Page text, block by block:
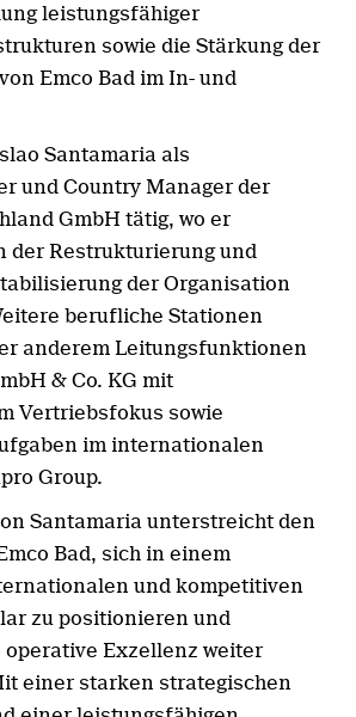
leistungsfähiger
sowie die Stärkung der
Emco Bad im In- und
Santamaria als
und Country Manager der
GmbH tätig, wo er
der Restrukturierung und
der Organisation
berufliche Stationen
anderem Leitungsfunktionen
& Co. KG mit
Vertriebsfokus sowie
im internationalen
Group.
Santamaria unterstreicht den
Bad, sich in einem
und kompetitiven
zu positionieren und
operative Exzellenz weiter
einer starken strategischen